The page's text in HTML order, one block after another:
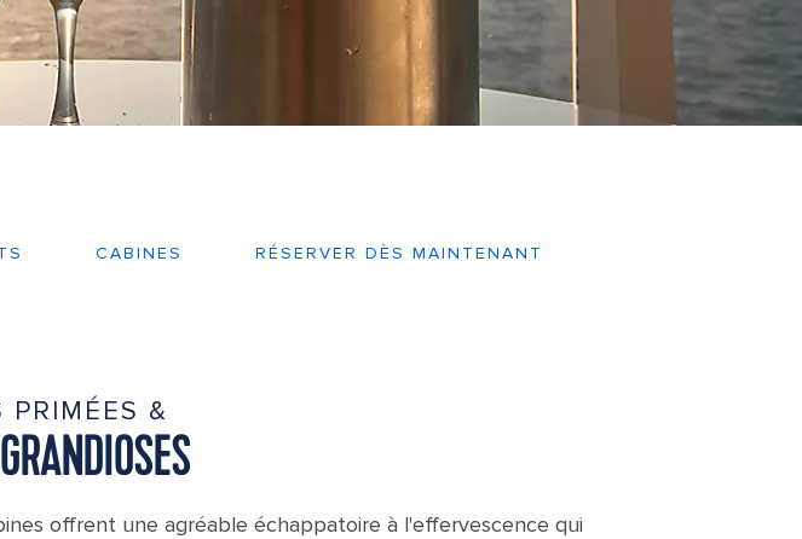
CABINES RÉSERVER DÈS MAINTENANT
PRIMÉES &
offrent une agréable échappatoire à l'effervescence qui